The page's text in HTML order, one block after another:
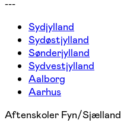
---
Sydjylland
Sydøstjylland
Sønderjylland
Sydvestjylland
Aalborg
Aarhus
Aftenskoler Fyn/Sjælland